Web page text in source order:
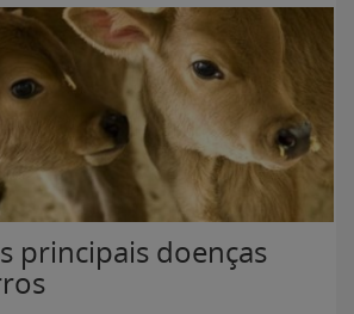
principais doenças